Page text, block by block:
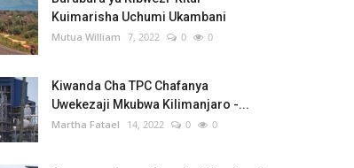
Kuimarisha Uchumi Ukambani
Mutua William 7, 2022 0 0
Kiwanda Cha TPC Chafanya
Uwekezaji Mkubwa Kilimanjaro -...
Martha Fatael 14, 2022 0 0